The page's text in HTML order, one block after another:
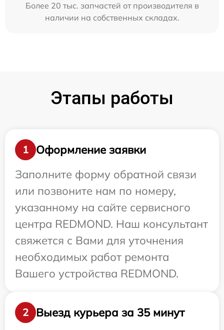
Более 20 тыс. запчастей от производителя в
наличии на собственных складах.
Этапы работы
1
Оформление заявки
Заполните форму обратной связи
или позвоните нам по номеру,
указанному на сайте сервисного
центра REDMOND. Наш консультант
свяжется с Вами для уточнения
необходимых работ ремонта
Вашего устройства REDMOND.
2 Выезд курьера за 35 минут